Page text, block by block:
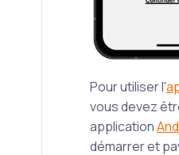
Pour utiliser l'
vous devez
application
démarrer et